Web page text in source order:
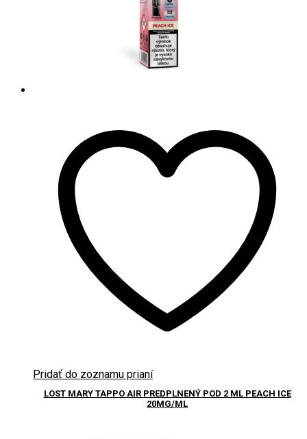
Pridať do zoznamu prianí
LOST MARY TAPPO AIR PREDPLNENÝ POD 2 ML PEACH ICE
20MG/ML